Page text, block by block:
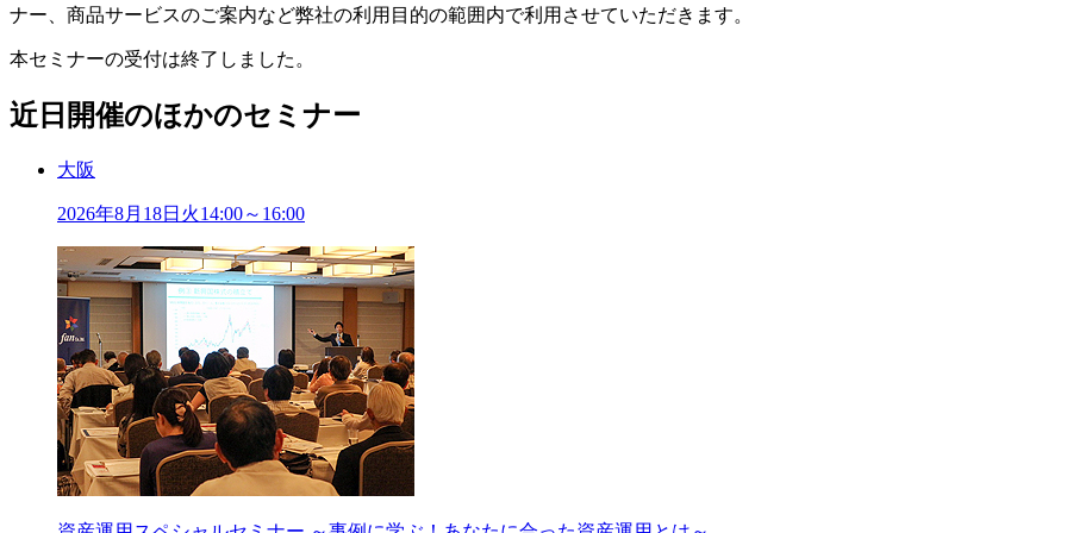
ナー、商品サービスのご案内など弊社の利用目的の範囲内で利用させていただきます。
本セミナーの受付は終了しました。
近日開催のほかのセミナー
大阪
2026年8月 18日 火14:00～16:00